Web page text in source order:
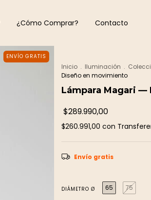
¿Cómo Comprar? Contacto
ENVÍO GRATIS
Inicio . Iluminación .
Diseño en movimiento
Lámpara Magari
$289.990,00
$260.991,00 con
Envío gratis
DIÁMETRO Ø 65 75